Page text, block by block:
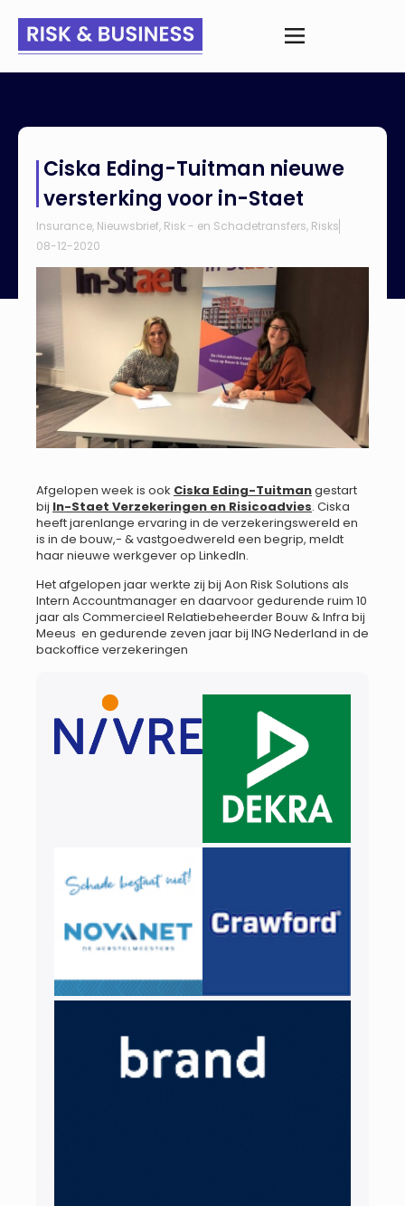
in-StaetCiska Eding-Tuitman nieuwe
versterking voor in-Staet
Insurance, Nieuwsbrief, Risk - en Schadetransfers, Risks
08-12-2020
Afgelopen week is ook Ciska Eding-Tuitmangestart
bij In-Staet Verzekeringen en Risicoadvies. Ciska
heeft jarenlange ervaring in de verzekeringswereld en
is in de bouw,- & vastgoedwereld een begrip, meldt
haar nieuwe werkgever op LinkedIn.
Het afgelopen jaar werkte zij bij Aon Risk Solutions als
Intern Accountmanager en daarvoor gedurende ruim 10
jaar als Commercieel Relatiebeheerder Bouw & Infra bij
Meeus en gedurende zeven jaar bij ING Nederland in de
backoffice verzekeringen